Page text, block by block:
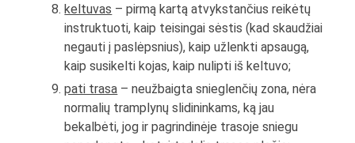
keltuvas – pirmą kartą atvykstančius reikėtų
instruktuoti, kaip teisingai sėstis (kad skaudžiai
negauti į paslėpsnius), kaip užlenkti apsaugą,
kaip susikelti kojas, kaip nulipti iš keltuvo;
pati trasa – neužbaigta snieglenčių zona, nėra
normalių tramplynų slidininkams, ką jau
bekalbėti, jog ir pagrindinėje trasoje sniegu